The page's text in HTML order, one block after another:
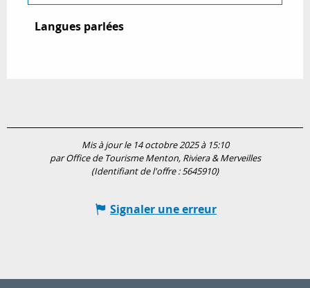
Langues parlées
Langues parlées
Mis à jour le 14 octobre 2025 à 15:10
par Office de Tourisme Menton, Riviera & Merveilles
(Identifiant de l'offre :5645910)
Signaler une erreur